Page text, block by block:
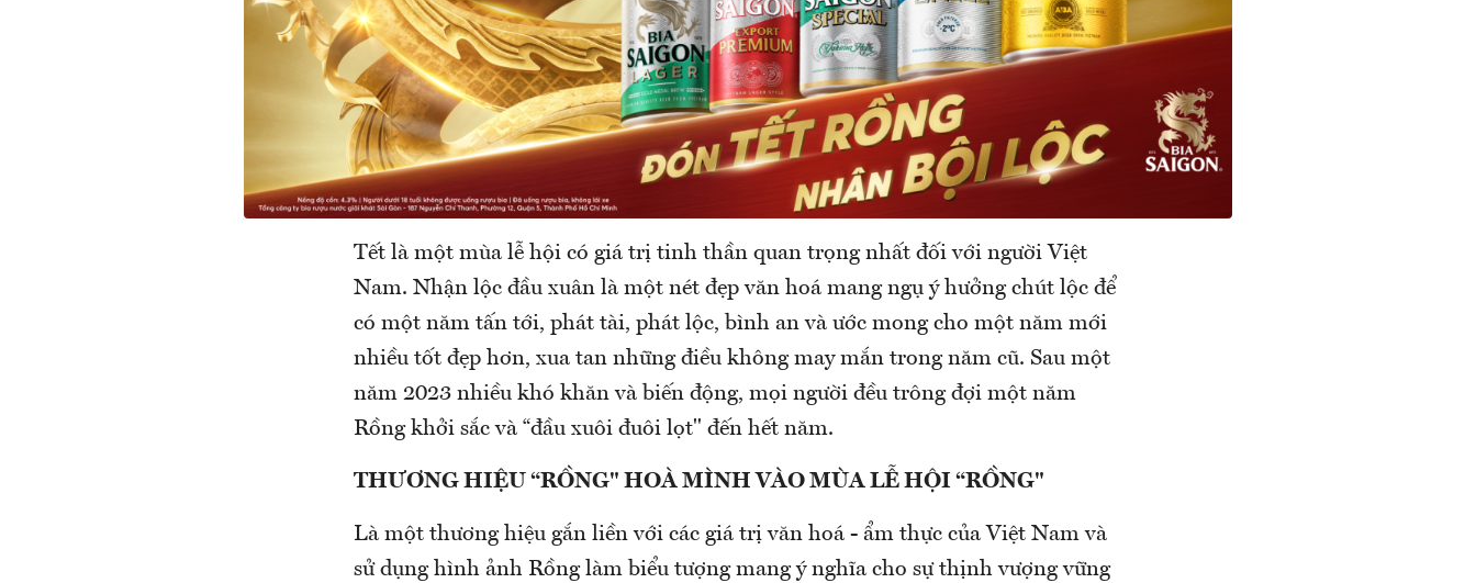
Tết là một mùa lễ hội có giá trị tinh thần quan trọng nhất đối với người Việt
Nam. Nhận lộc đầu xuân là một nét đẹp văn hoá mang ngụ ý hưởng chút lộc để
có một năm tấn tới, phát tài, phát lộc, bình an và ước mong cho một năm mới
nhiều tốt đẹp hơn, xua tan những điều không may mắn trong năm cũ. Sau một
năm 2023 nhiều khó khăn và biến động, mọi người đều trông đợi một năm
Rồng khởi sắc và “đầu xuôi đuôi lọt" đến hết năm.
THƯƠNG HIỆU “RỒNG" HOÀ MÌNH VÀO MÙA LỄ HỘI “RỒNG"
Là một thương hiệu gắn liền với các giá trị văn hoá - ẩm thực của Việt Nam và
sử dụng hình ảnh Rồng làm biểu tượng mang ý nghĩa cho sự thịnh vượng vững